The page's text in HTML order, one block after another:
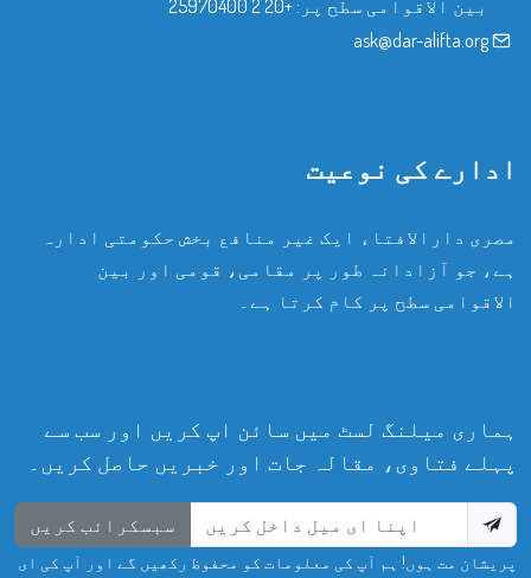
بین الاقوامی سطح پر: +20 2 25970400
ask@dar-alifta.org
ادارے کی نوعیت
مصری دارالافتاء ایک غیر منافع بخش حکومتی ادارہ
ہے، جو آزادانہ طور پر مقامی، قومی اور بین
الاقوامی سطح پر کام کرتا ہے۔
ہماری میلنگ لسٹ میں سائن اپ کریں اور سب سے
پہلے فتاوی، مقالہ جات اور خبریں حاصل کریں۔
سبسکرائب کریں
پریشان مت ہوں! ہم آپ کی معلومات کو محفوظ رکھیں گے اور آپ کی ای